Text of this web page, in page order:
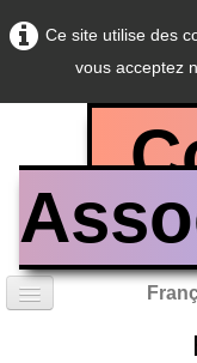
Ce site utilise des
vous acceptez